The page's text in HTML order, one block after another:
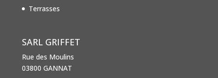
Terrasses
SARL GRIFFET
Rue des Moulins
03800 GANNAT